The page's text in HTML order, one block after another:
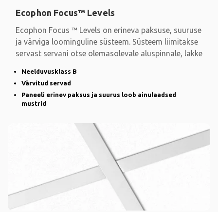
Ecophon Focus™ Levels
Ecophon Focus ™ Levels on erineva paksuse, suuruse
ja värviga loominguline süsteem. Süsteem liimitakse
servast servani otse olemasolevale aluspinnale, lakke
Neelduvusklass B
Värvitud servad
Paneeli erinev paksus ja suurus loob ainulaadsed
mustrid